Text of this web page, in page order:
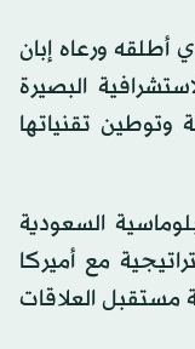
أطلقه ورعاه إبان
البصيرة
وتوطين تقنياتها
السعودية
مع أميركا
مستقبل العلاقات